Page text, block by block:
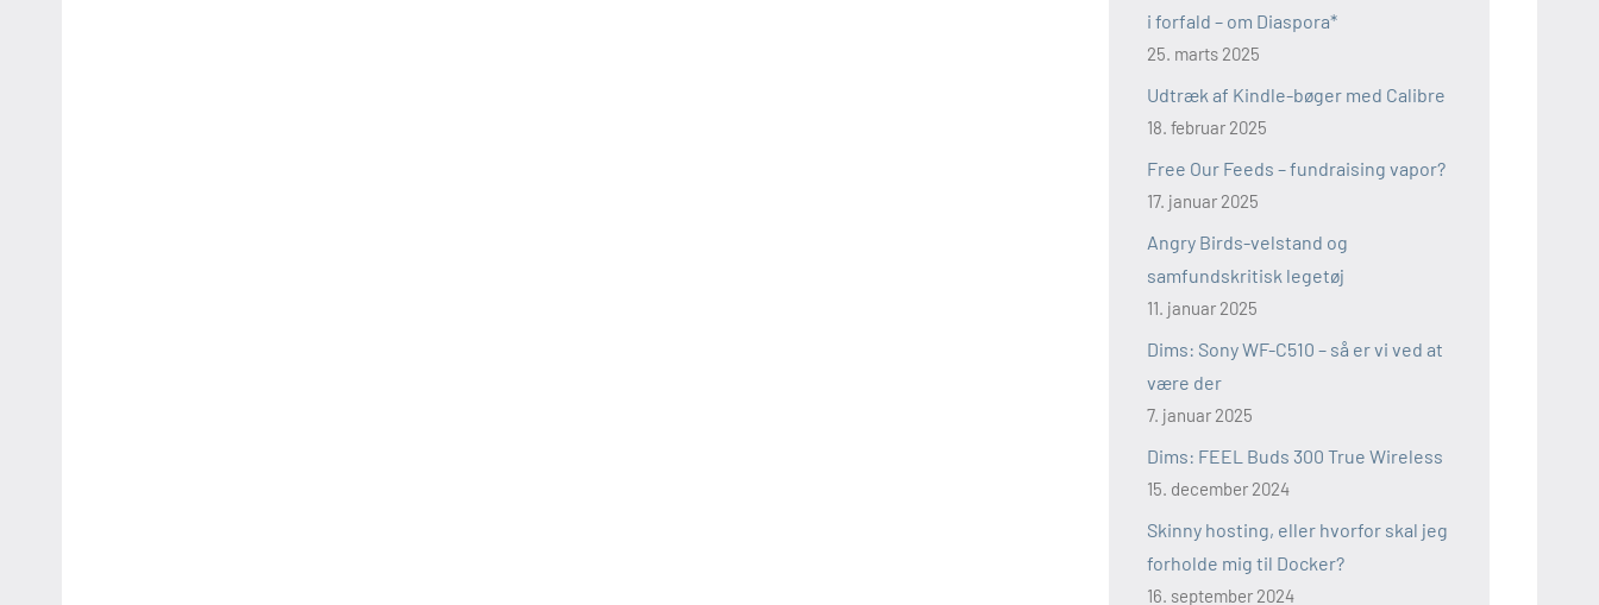
i forfald – om Diaspora*
25. marts 2025
Udtræk af Kindle-bøger med Calibre
18. februar 2025
Free Our Feeds – fundraising vapor?
17. januar 2025
Angry Birds-velstand og
samfundskritisk legetøj
11. januar 2025
Dims: Sony WF-C510 – så er vi ved at
være der
7. januar 2025
Dims: FEEL Buds 300 True Wireless
15. december 2024
Skinny hosting, eller hvorfor skal jeg
forholde mig til Docker?
16. september 2024